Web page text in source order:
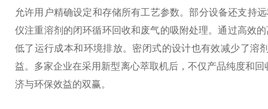
允许用户精确设定和存储所有工艺参数。部分设备还支持
仪注重溶剂的闭环循环回收和废气的吸附处理。通过高效
低了运行成本和环境排放。密闭式的设计也有效减少了溶
益。多家企业在采用新型离心萃取机后，不仅产品纯度和
济与环保效益的双赢。